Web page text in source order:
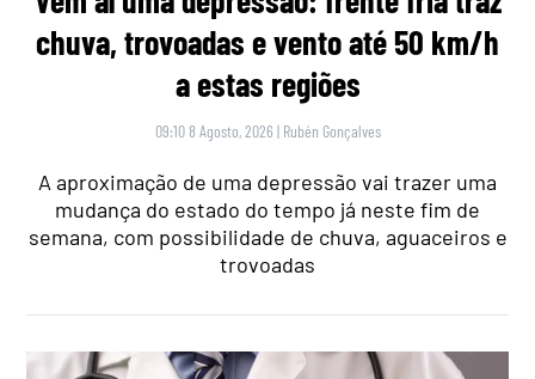
chuva, trovoadas e vento até 50 km/h
a estas regiões
09:10 8 Agosto, 2026 | Rubén Gonçalves
A aproximação de uma depressão vai trazer uma
mudança do estado do tempo já neste fim de
semana, com possibilidade de chuva, aguaceiros e
trovoadas